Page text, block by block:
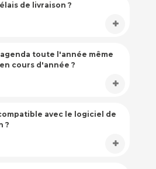
de livraison ?
toute l'année même
cours d'année ?
avec le logiciel de
?